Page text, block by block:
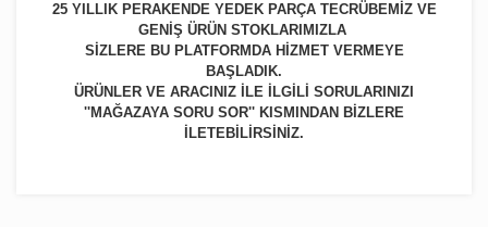
25 YILLIK PERAKENDE YEDEK PARÇA TECRÜBEMİZ VE
GENİŞ ÜRÜN STOKLARIMIZLA
SİZLERE BU PLATFORMDA HİZMET VERMEYE
BAŞLADIK.
ÜRÜNLER VE ARACINIZ İLE İLGİLİ SORULARINIZI
''MAĞAZAYA SORU SOR'' KISMINDAN BİZLERE
İLETEBİLİRSİNİZ.